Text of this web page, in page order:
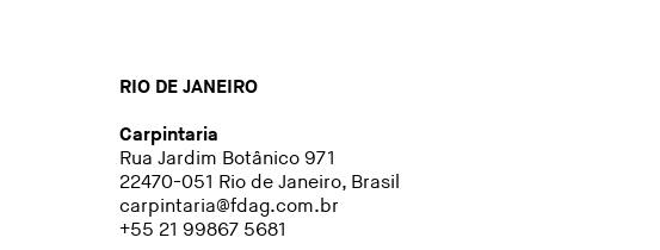
RIO DE JANEIRO
Carpintaria
Rua Jardim Botânico 971
22470-051 Rio de Janeiro, Brasil
carpintaria@fdag.com.br
+55 21 99867 5681